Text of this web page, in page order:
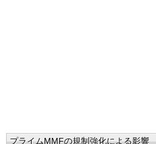
プライムMMFの規制強化による影響